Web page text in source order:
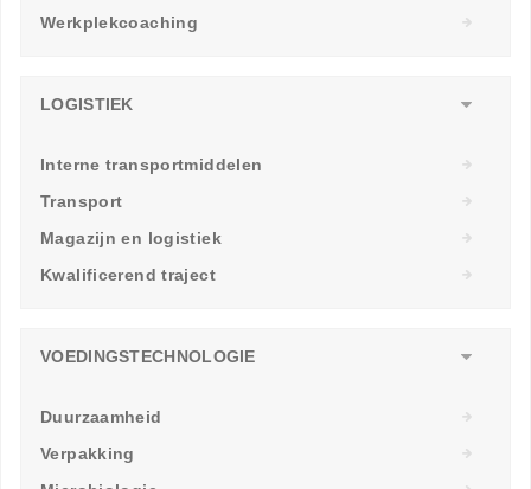
Werkplekcoaching
LOGISTIEK
Interne transportmiddelen
Transport
Magazijn en logistiek
Kwalificerend traject
VOEDINGSTECHNOLOGIE
Duurzaamheid
Verpakking